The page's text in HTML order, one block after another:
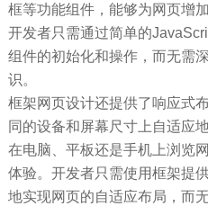
框等功能组件，能够为网页增
开发者只需通过简单的
组件的初始化和操作，而无需
识。
框架网页设计还提供了响应式
同的设备和屏幕尺寸上自适应
在电脑、平板还是手机上浏览
体验。开发者只需使用框架提
地实现网页的自适应布局，而